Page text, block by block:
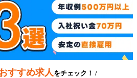
すすめ求人をチェック！ /